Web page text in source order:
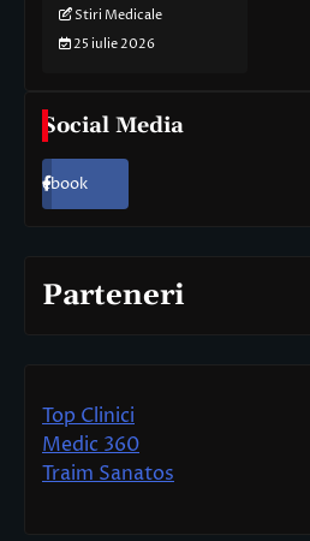
Stiri Medicale
25 iulie 2026
Social Media
Facebook
Parteneri
Top Clinici
Medic 360
Traim Sanatos